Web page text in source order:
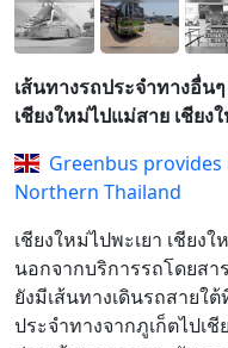
เส้นทางรถประจำทางอื่น
เชียงใหม่ไปแม่สาย เชีย
Greenbus
Northern Thailand
เชียงใหม่ไปพะเยา เชียง
นอกจากบริการรถโดยสา
ยังมีเส้นทางเดินรถสายใ
ประจำทางจากภูเก็ตไปเ